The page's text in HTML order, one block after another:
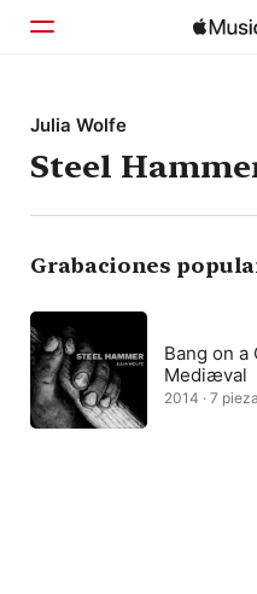
Inicio
Explorar
Buscar
Julia Wolfe
Steel
Grabaciones
Bang on a
Mediæval
2014 · 7